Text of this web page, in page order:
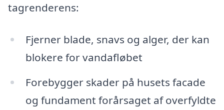
tagrenderens:
Fjerner blade, snavs og alger, der kan
blokere for vandafløbet
Forebygger skader på husets facade
og fundament forårsaget af overfyldte